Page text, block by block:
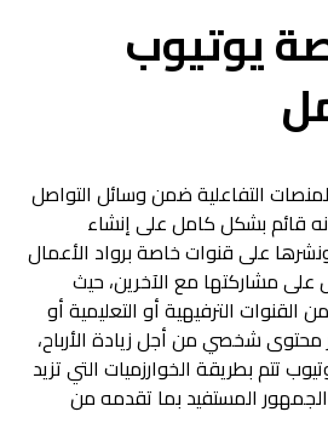
يوتيوب
التفاعلية ضمن وسائل التواصل
قائم بشكل كامل على إنشاء
على قنوات خاصة برواد الأعمال
على مشاركتها مع الآخرين، حيث
القنوات الترفيهية أو التعليمية أو
محتوى شخصي من أجل زيادة الأرباح،
تتم بطريقة الخوارزميات التي تزيد
المستفيد بما تقدمه من